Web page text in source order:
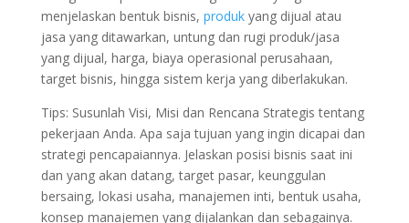
menjelaskan bentuk bisnis, produkyang dijual atau
jasa yang ditawarkan, untung dan rugi produk/jasa
yang dijual, harga, biaya operasional perusahaan,
target bisnis, hingga sistem kerja yang diberlakukan.
Tips: Susunlah Visi, Misi dan Rencana Strategis tentang
pekerjaan Anda. Apa saja tujuan yang ingin dicapai dan
strategi pencapaiannya. Jelaskan posisi bisnis saat ini
dan yang akan datang, target pasar, keunggulan
bersaing, lokasi usaha, manajemen inti, bentuk usaha,
konsep manajemen yang dijalankan dan sebagainya.